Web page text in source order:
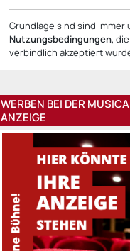
Grundlage sind sind immer
Nutzungsbedingungen,
verbindlich akzeptiert
WERBEN BEI DER
ANZEIGE